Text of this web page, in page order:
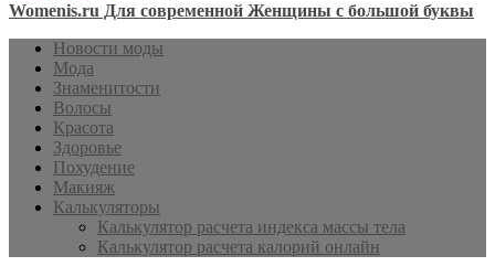
Womenis.ru Для современной Женщины с большой буквы
Новости моды
Мода
Знаменитости
Волосы
Красота
Здоровье
Похудение
Макияж
Калькуляторы
Калькулятор расчета индекса массы тела
Калькулятор расчета калорий онлайн